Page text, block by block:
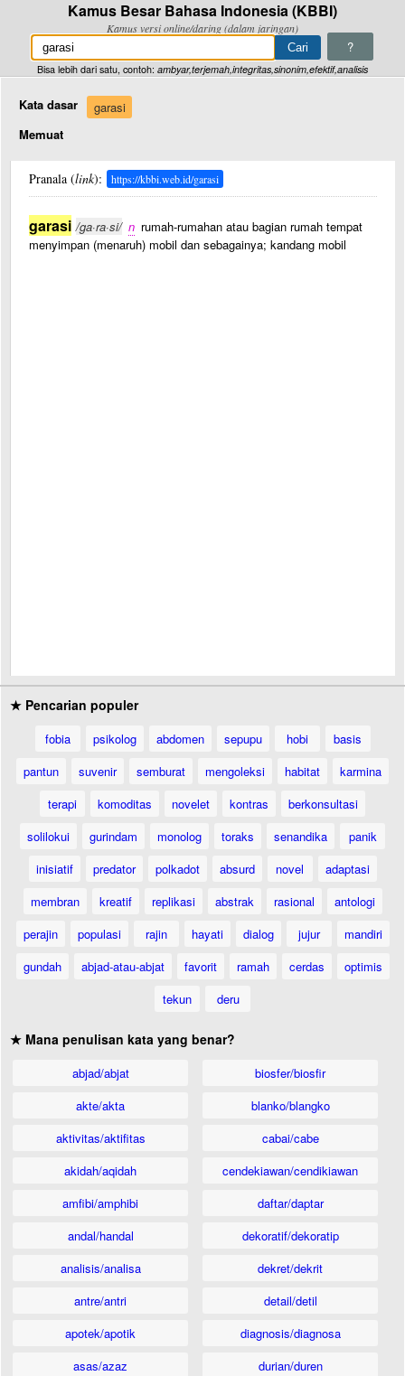
Kamus Besar Bahasa Indonesia (KBBI)
Kamus versi online/daring (dalam jaringan)
?
Bisa lebih dari satu, contoh: ambyar,terjemah,integritas,sinonim,efektif,analisis
Kata dasar
garasi
Memuat
Pranala (link): https://kbbi.web.id/garasi
garasi /ga·ra·si/ n rumah-rumahan atau bagian rumah tempat
menyimpan (menaruh) mobil dan sebagainya; kandang mobil
★ Pencarian populer
fobia psikolog abdomen sepupu hobi
basis
pantun
suvenir semburat mengoleksi habitat
karmina
terapi
komoditas novelet kontras
berkonsultasi
solilokui
gurindam monolog toraks senandika
panik
inisiatif
predator polkadot absurd novel
adaptasi
membran
kreatif replikasi abstrak rasional
antologi
perajin
populasi rajin hayati dialog jujur
mandiri
gundah
abjad-atau-abjat favorit ramah cerdas
optimis
tekun
deru
★ Mana penulisan kata yang benar?
abjad/abjat
akte/akta
aktivitas/aktifitas
akidah/aqidah
amfibi/amphibi
andal/handal
analisis/analisa
antre/antri
apotek/apotik
asas/azaz
biosfer/biosfir
blanko/blangko
cabai/cabe
cendekiawan/cendikiawan
daftar/daptar
dekoratif/dekoratip
dekret/dekrit
detail/detil
diagnosis/diagnosa
durian/duren